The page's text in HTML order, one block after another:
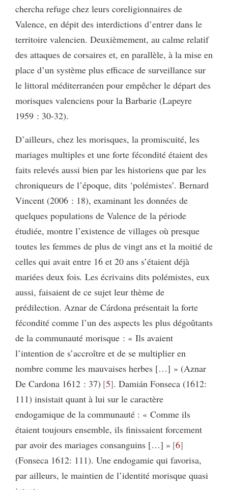
chercha refuge chez leurs coreligionnaires de
Valence, en dépit des interdictions d’entrer dans le
territoire valencien. Deuxièmement, au calme relatif
des attaques de corsaires et, en parallèle, à la mise en
place d’un système plus efficace de surveillance sur
le littoral méditerranéen pour empêcher le départ des
morisques valenciens pour la Barbarie (Lapeyre
1959 : 30-32).
D’ailleurs, chez les morisques, la promiscuité, les
mariages multiples et une forte fécondité étaient des
faits relevés aussi bien par les historiens que par les
chroniqueurs de l’époque, dits ‘polémistes’. Bernard
Vincent (2006 : 18), examinant les données de
quelques populations de Valence de la période
étudiée, montre l’existence de villages où presque
toutes les femmes de plus de vingt ans et la moitié de
celles qui avait entre 16 et 20 ans s’étaient déjà
mariées deux fois. Les écrivains dits polémistes, eux
aussi, faisaient de ce sujet leur thème de
prédilection. Aznar de Cárdona présentait la forte
fécondité comme l’un des aspects les plus dégoûtants
de la communauté morisque : « Ils avaient
l’intention de s’accroître et de se multiplier en
nombre comme les mauvaises herbes […] » (Aznar
De Cardona 1612 : 37) 5 . Damián Fonseca (1612:
111) insistait quant à lui sur le caractère
endogamique de la communauté : « Comme ils
étaient toujours ensemble, ils finissaient forcement
par avoir des mariages consanguins […] » 6
(Fonseca 1612: 111). Une endogamie qui favorisa,
par ailleurs, le maintien de l’identité morisque quasi